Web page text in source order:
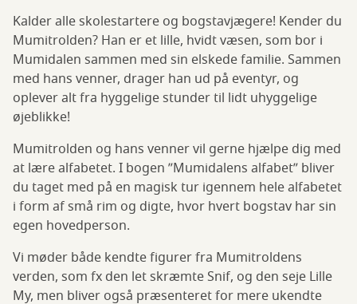
Kalder alle skolestartere og bogstavjægere! Kender du
Mumitrolden? Han er et lille, hvidt væsen, som bor i
Mumidalen sammen med sin elskede familie. Sammen
med hans venner, drager han ud på eventyr, og
oplever alt fra hyggelige stunder til lidt uhyggelige
øjeblikke!
Mumitrolden og hans venner vil gerne hjælpe dig med
at lære alfabetet. I bogen ”Mumidalens alfabet” bliver
du taget med på en magisk tur igennem hele alfabetet
i form af små rim og digte, hvor hvert bogstav har sin
egen hovedperson.
Vi møder både kendte figurer fra Mumitroldens
verden, som fx den let skræmte Snif, og den seje Lille
My, men bliver også præsenteret for mere ukendte